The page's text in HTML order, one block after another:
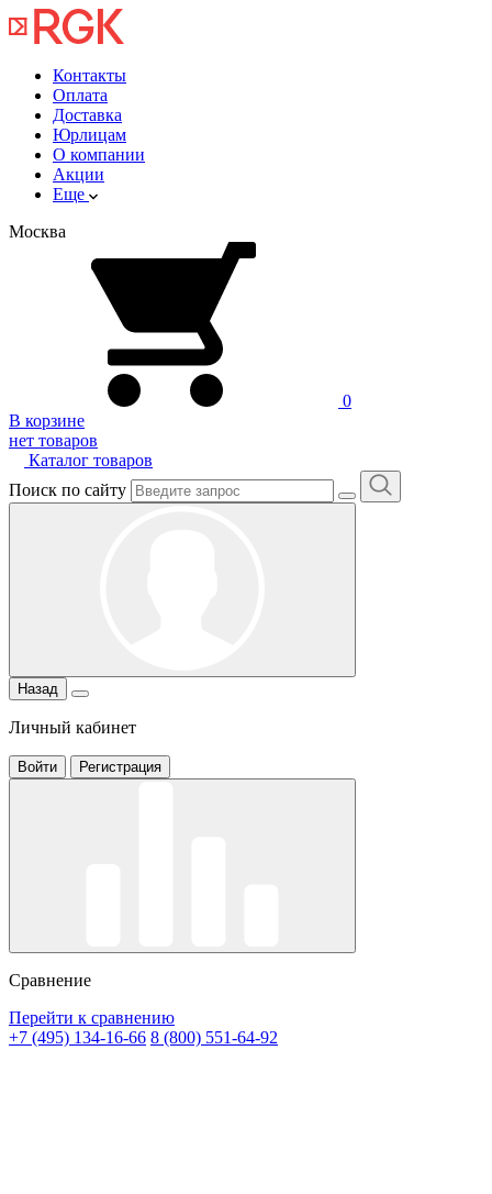
Контакты
Оплата
Доставка
Юрлицам
О компании
Акции
Еще
Москва
0
В корзине
нет товаров
Каталог товаров
Поиск по сайту
Назад
Личный кабинет
Войти Регистрация
Сравнение
Перейти к сравнению
+7 (495) 134-16-66 8 (800) 551-64-92